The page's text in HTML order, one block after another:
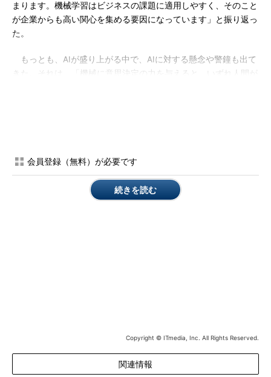
まります。機械学習はビジネスの課題に適用しやすく、そのこと
が企業からも高い関心を集める要因になっています」と振り返っ
た。
もっとも、AIが盛り上がる中で、AIに対する懸念や警鐘も出て
きた。それは、「機械に意思決定の力を与えると、いずれ人間が
「AIは人間の倫理にもつながるテーマ性を持っていますが、エ
ンジニアリングの手法としてソフトウェア開発の現場で大きな役
割を果たすことが期待されています。それが『AIは開発者のコー
「AIを使うことによって、設計、テスト、実装、構成などプロ
セスで支援を受けることができます。現在のビジネス環境は急激
会員登録（無料）が必要です
続きを読む
Copyright © ITmedia, Inc. All Rights Reserved.
関連情報